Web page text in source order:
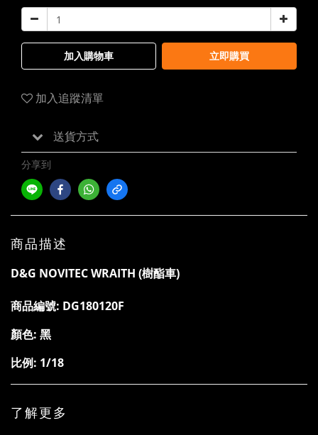
加入購物車 立即購買
加入追蹤清單
送貨方式
分享到
商品描述
D&G NOVITEC WRAITH (樹酯車)
商品編號: DG180120F
顏色: 黑
比例: 1/18
了解更多